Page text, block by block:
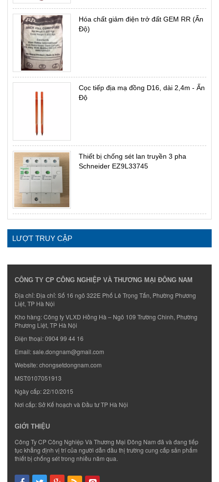
Hóa chất giảm điện trở đất GEM RR (Ấn
Độ)
Cọc tiếp địa mạ đồng D16, dài 2,4m - Ấn
Độ
Thiết bị chống sét lan truyền 3 pha
Schneider EZ9L33745
LƯỢT TRUY CẬP
CÔNG TY CP CÔNG NGHIỆP VÀ THƯƠNG MẠI ĐÔNG NAM
Địa chỉ: Địa chỉ: Số 16 ngõ 322E Phố Lê Trọng Tấn, Phường Phương
Liệt, TP Hà Nội
Kho hàng: Công ty VLXD Hồng Hà – Ngõ 109 Trường Chinh, Phường
Phương Liệt, TP Hà Nội
Điện thoại:0904 99 44 16
Email:sale.dongnam@gmail.com
Website:chongsetdongnam.com
MST:0107051913
Ngày cấp: 22/10/2015
Nơi cấp: Sở Kế hoạch và Đầu tư TP Hà Nội
GIỚI THIỆU
Công Ty CP Công Nghiệp Và Thương Mại Đông Nam đã và đang tiếp
tục khẳng định vị trí của người dẫn đầu thị trường cung cấp sản phẩm
thiết bị chống sét trong nhiều năm qua.